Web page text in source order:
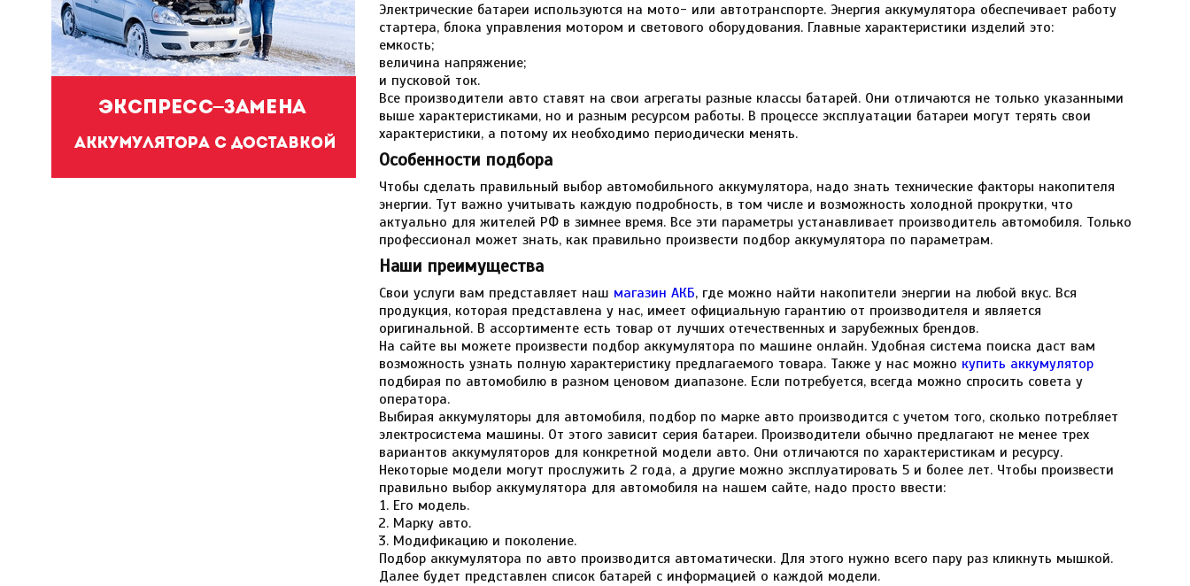
Электрические батареи используются на мото- или автотранспорте. Энергия аккумулятора обеспечивает работу
стартера, блока управления мотором и светового оборудования. Главные характеристики изделий это:
емкость;
величина напряжение;
и пусковой ток.
Все производители авто ставят на свои агрегаты разные классы батарей. Они отличаются не только указанными
выше характеристиками, но и разным ресурсом работы. В процессе эксплуатации батареи могут терять свои
характеристики, а потому их необходимо периодически менять.
Особенности подбора
Чтобы сделать правильный выбор автомобильного аккумулятора, надо знать технические факторы накопителя
энергии. Тут важно учитывать каждую подробность, в том числе и возможность холодной прокрутки, что
актуально для жителей РФ в зимнее время. Все эти параметры устанавливает производитель автомобиля. Только
профессионал может знать, как правильно произвести подбор аккумулятора по параметрам.
Наши преимущества
Свои услуги вам представляет наш магазин АКБ, где можно найти накопители энергии на любой вкус. Вся
продукция, которая представлена у нас, имеет официальную гарантию от производителя и является
оригинальной. В ассортименте есть товар от лучших отечественных и зарубежных брендов.
На сайте вы можете произвести подбор аккумулятора по машине онлайн. Удобная система поиска даст вам
возможность узнать полную характеристику предлагаемого товара. Также у нас можно купить аккумулятор
подбирая по автомобилю в разном ценовом диапазоне. Если потребуется, всегда можно спросить совета у
оператора.
Выбирая аккумуляторы для автомобиля, подбор по марке авто производится с учетом того, сколько потребляет
электросистема машины. От этого зависит серия батареи. Производители обычно предлагают не менее трех
вариантов аккумуляторов для конкретной модели авто. Они отличаются по характеристикам и ресурсу.
Некоторые модели могут прослужить 2 года, а другие можно эксплуатировать 5 и более лет. Чтобы произвести
правильно выбор аккумулятора для автомобиля на нашем сайте, надо просто ввести:
Его модель.
Марку авто.
Модификацию и поколение.
Подбор аккумулятора по авто производится автоматически. Для этого нужно всего пару раз кликнуть мышкой.
Далее будет представлен список батарей с информацией о каждой модели.